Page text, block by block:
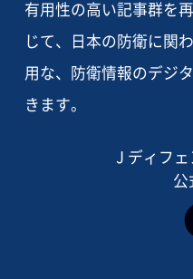
有用性の高い記事群を
じて、日本の防衛に関
用な、防衛情報のデジ
きます。
J ディフ
公